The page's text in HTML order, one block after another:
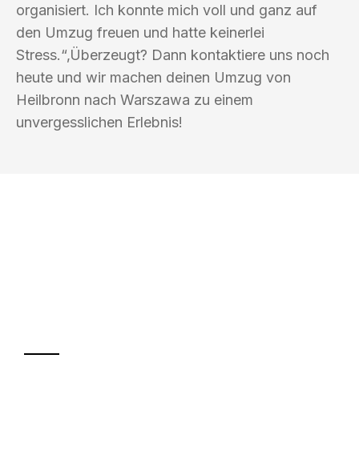
organisiert. Ich konnte mich voll und ganz auf
den Umzug freuen und hatte keinerlei
Stress.“‚Überzeugt? Dann kontaktiere uns noch
heute und wir machen deinen Umzug von
Heilbronn nach Warszawa zu einem
unvergesslichen Erlebnis!